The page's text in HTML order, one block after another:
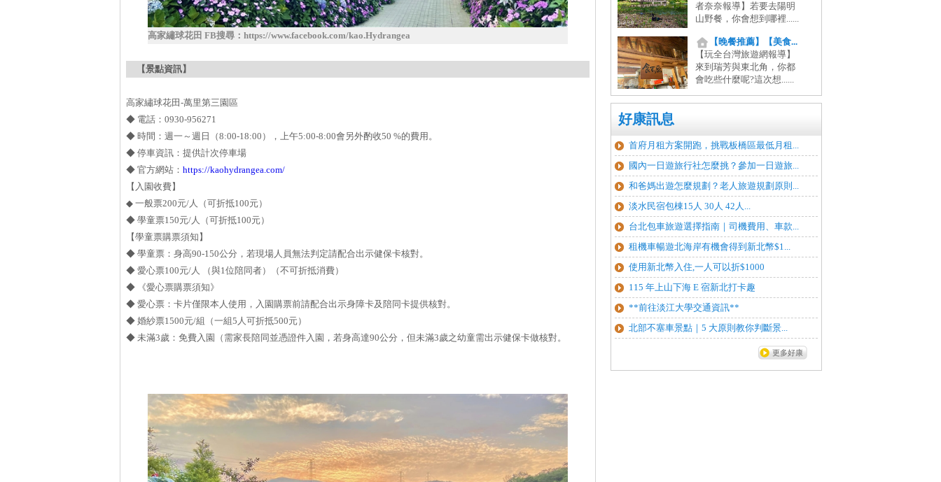
者奈奈報導】若要去陽明
山野餐，你會想到哪裡......
【晚餐推薦】【美食...
【玩全台灣旅遊網報導】
來到瑞芳與東北角，你都
會吃些什麼呢?這次想......
好康訊息
首府月租方案開跑，挑戰板橋區最低月租...
國內一日遊旅行社怎麼挑？參加一日遊旅...
和爸媽出遊怎麼規劃？老人旅遊規劃原則...
淡水民宿包棟15人 30人 42人...
台北包車旅遊選擇指南｜司機費用、車款...
租機車暢遊北海岸有機會得到新北幣$1...
使用新北幣入住,一人可以折$1000
115 年上山下海 E 宿新北打卡趣
**前往淡江大學交通資訊**
北部不塞車景點｜5 大原則教你判斷景...
更多好康
高家繡球花田 FB搜尋：https://www.facebook.com/kao.Hydrangea
【景點資訊】
高家繡球花田-萬里第三園區
◆ 電話：0930-956271
◆ 時間：週一～週日（8:00-18:00），上午5:00-8:00會另外酌收50 %的費用。
◆ 停車資訊：提供計次停車場
◆ 官方網站： https://kaohydrangea.com/
【入園收費】
◆ 一般票200元/人（可折抵100元）
◆ 學童票150元/人（可折抵100元）
【學童票購票須知】
◆ 學童票：身高90-150公分，若現場人員無法判定請配合出示健保卡核對。
◆ 愛心票100元/人 （與1位陪同者）（不可折抵消費）
◆ 《愛心票購票須知》
◆ 愛心票：卡片僅限本人使用，入園購票前請配合出示身障卡及陪同卡提供核對。
◆ 婚紗票1500元/組（一組5人可折抵500元）
◆ 未滿3歲：免費入園（需家長陪同並憑證件入園，若身高達90公分，但未滿3歲之幼童需出示健保卡做核對。